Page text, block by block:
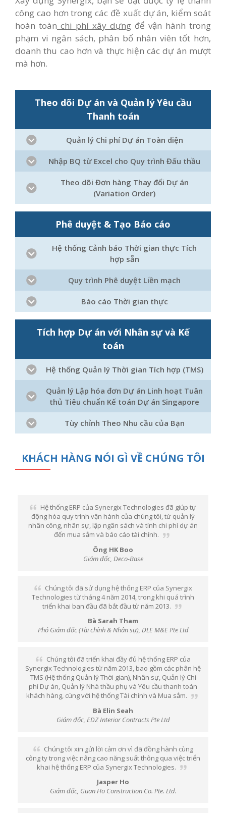
công cao hơn trong các đề xuất dự án, kiểm soát
hoàn toàn chi phí xây dựng để vận hành trong
phạm vi ngân sách, phân bổ nhân viên tốt hơn,
doanh thu cao hơn và thực hiện các dự án mượt
mà hơn.
Theo dõi Dự án và Quản lý Yêu cầu
Thanh toán
Quản lý Chi phí Dự án Toàn diện
Nhập BQ từ Excel cho Quy trình Đấu thầu
Theo dõi Đơn hàng Thay đổi Dự án
(Variation Order)
Phê duyệt & Tạo Báo cáo
Hệ thống Cảnh báo Thời gian thực Tích
hợp sẵn
Quy trình Phê duyệt Liền mạch
Báo cáo Thời gian thực
Tích hợp Dự án với Nhân sự và Kế
toán
Hệ thống Quản lý Thời gian Tích hợp (TMS)
Quản lý Lập hóa đơn Dự án Linh hoạt Tuân
thủ Tiêu chuẩn Kế toán Dự án Singapore
Tùy chỉnh Theo Nhu cầu của Bạn
KHÁCH HÀNG NÓI GÌ VỀ CHÚNG TÔI
Hệ thống ERP của Synergix Technologies đã giúp tự
động hóa quy trình vận hành của chúng tôi, từ quản lý
nhân công, nhân sự, lập ngân sách và tính chi phí dự án
đến mua sắm và báo cáo tài chính.
Ông HK Boo
Giám đốc, Deco-Base
Chúng tôi đã sử dụng hệ thống ERP của Synergix
Technologies từ tháng 4 năm 2014, trong khi quá trình
triển khai ban đầu đã bắt đầu từ năm 2013.
Bà Sarah Tham
Phó Giám đốc (Tài chính & Nhân sự), DLE M&E Pte Ltd
Chúng tôi đã triển khai đầy đủ hệ thống ERP của
Synergix Technologies từ năm 2013, bao gồm các phân hệ
TMS (Hệ thống Quản lý Thời gian), Nhân sự, Quản lý Chi
phí Dự án, Quản lý Nhà thầu phụ và Yêu cầu thanh toán
khách hàng, cùng với hệ thống Tài chính và Mua sắm.
Bà Elin Seah
Giám đốc, EDZ Interior Contracts Pte Ltd
Chúng tôi xin gửi lời cảm ơn vì đã đồng hành cùng
công ty trong việc nâng cao năng suất thông qua việc triển
khai hệ thống ERP của Synergix Technologies.
Jasper Ho
Giám đốc, Guan Ho Construction Co. Pte. Ltd.